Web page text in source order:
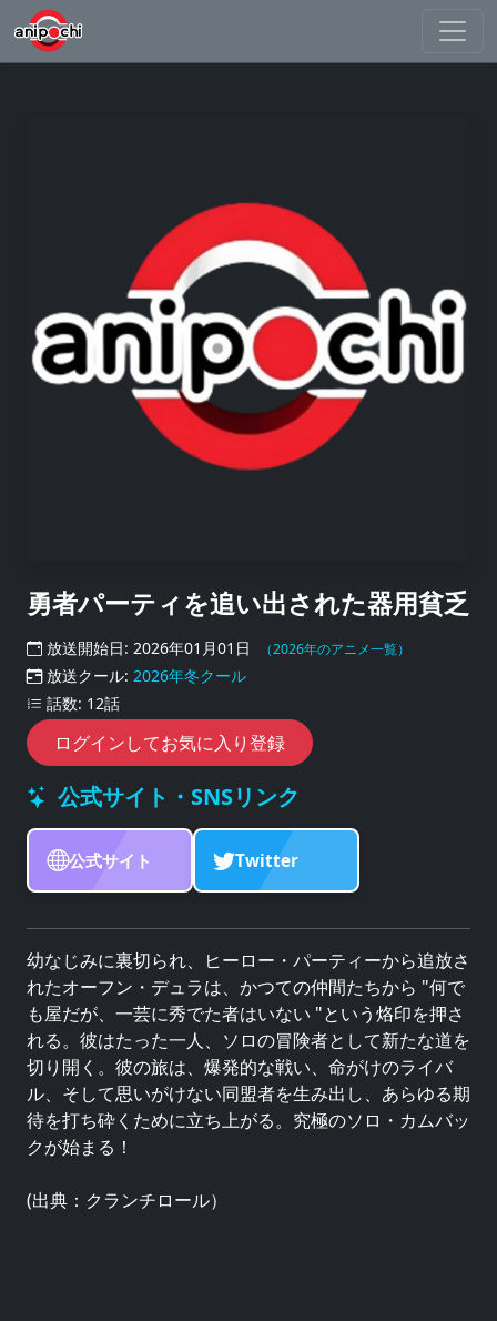
勇者パーティを追い出された器用貧乏
放送開始日: 2026年01月01日 （2026年のアニメ一覧）
放送クール: 2026年冬クール
話数: 12話
ログインしてお気に入り登録
公式サイト・SNSリンク
公式サイト Twitter
幼なじみに裏切られ、ヒーロー・パーティーから追放さ
れたオーフン・デュラは、かつての仲間たちから "何で
も屋だが、一芸に秀でた者はいない "という烙印を押さ
れる。彼はたった一人、ソロの冒険者として新たな道を
切り開く。彼の旅は、爆発的な戦い、命がけのライバ
ル、そして思いがけない同盟者を生み出し、あらゆる期
待を打ち砕くために立ち上がる。究極のソロ・カムバッ
クが始まる！
(出典：クランチロール）